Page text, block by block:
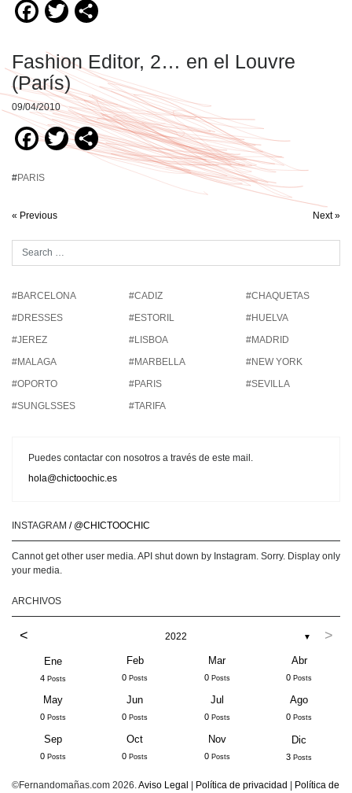
Facebook
Twitter
Fashion Editor, 2… en el Louvre
(París)
09/04/2010
Facebook
TwitterCompartir
#PARIS
« Previous Next »
#BARCELONA #CADIZ
#CHAQUETAS
#DRESSES
#ESTORIL
#HUELVA
#JEREZ
#LISBOA
#MADRID
#MALAGA
#MARBELLA
#NEW YORK
#OPORTO
#PARIS
#SEVILLA
#SUNGLSSES
#TARIFA
Puedes contactar con nosotros a través de este mail.
hola@chictoochic.es
INSTAGRAM / @CHICTOOCHIC
Cannot get other user media. API shut down by Instagram. Sorry. Display only
your media.
ARCHIVOS
< 2022 ▼ >
Ene
4 Posts
Feb
0 Posts
Mar
0 Posts
Abr
0 Posts
May
0 Posts
Jun
0 Posts
Jul
0 Posts
Ago
0 Posts
Sep
0 Posts
Oct
0 Posts
Nov
0 Posts
Dic
3 Posts
©Fernandomañas.com 2026.Aviso Legal Política de privacidad Política de